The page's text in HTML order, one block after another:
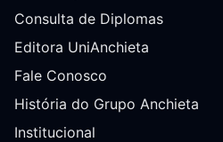
Consulta de Diplomas
Editora UniAnchieta
Fale Conosco
História do Grupo Anchieta
Institucional